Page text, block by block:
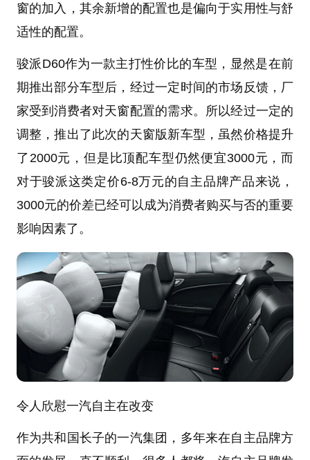
窗的加入，其余新增的配置也是偏向于实用性与舒
适性的配置。
骏派D60作为一款主打性价比的车型，显然是在前
期推出部分车型后，经过一定时间的市场反馈，厂
家受到消费者对天窗配置的需求。所以经过一定的
调整，推出了此次的天窗版新车型，虽然价格提升
了2000元，但是比顶配车型仍然便宜3000元，而
对于骏派这类定价6-8万元的自主品牌产品来说，
3000元的价差已经可以成为消费者购买与否的重要
影响因素了。
令人欣慰一汽自主在改变
作为共和国长子的一汽集团，多年来在自主品牌方